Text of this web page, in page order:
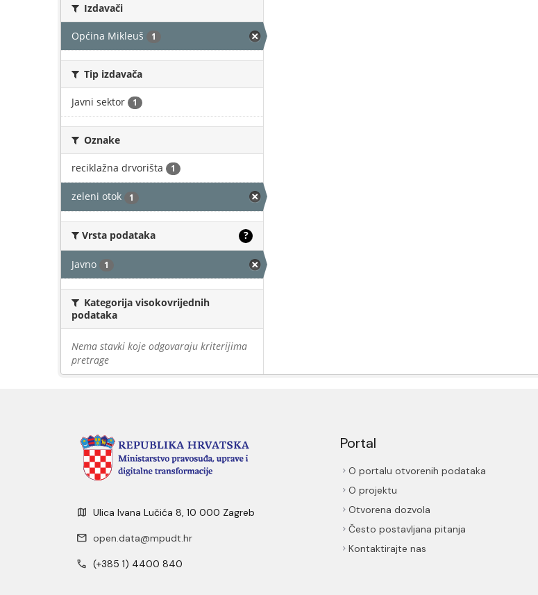
Izdavači
Općina Mikleuš 1
Tip izdavača
Javni sektor 1
Oznake
reciklažna drvorišta 1
zeleni otok 1
Vrsta podataka ?
Javno 1
Kategorija visokovrijednih
podataka
Nema stavki koje odgovaraju kriterijima
pretrage